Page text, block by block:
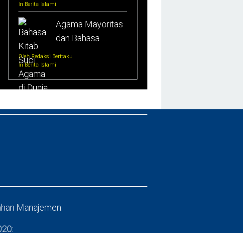
In Berita Islami
Agama Mayoritas
dan Bahasa …
Oleh Redaksi Beritaku
In Berita Islami
Manajemen.